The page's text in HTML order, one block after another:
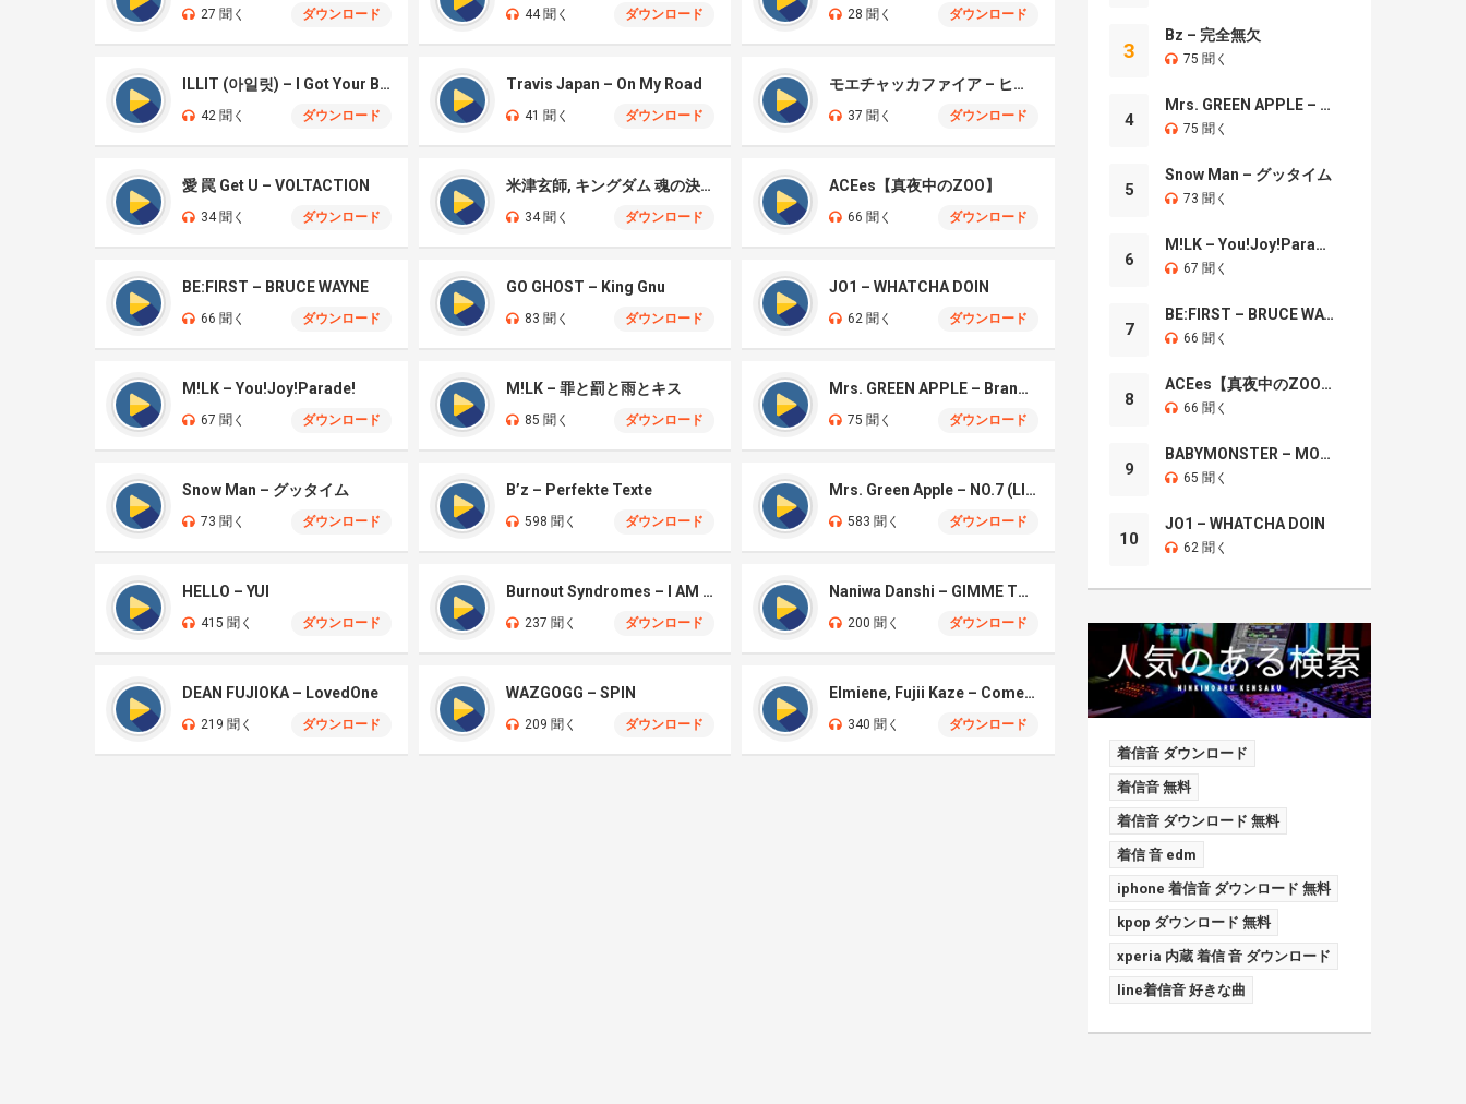
27 聞く ダウンロード 44 聞く ダウンロード 28 聞く ダウンロード
ILLIT (아일릿) – I Got Your Back
42 聞く ダウンロード
Travis Japan – On My Road
41 聞く ダウンロード
モエチャッカファイア – ヒューゴ、狛野真斗、ライト、セヴェリアン (Cover )
37 聞く ダウンロード
愛 罠 Get U – VOLTACTION
34 聞く ダウンロード
米津玄師, キングダム 魂の決戦 – 公開記念PV
34 聞く ダウンロード
ACEes【真夜中のZOO】
66 聞く ダウンロード
BE:FIRST – BRUCE WAYNE
66 聞く ダウンロード
GO GHOST – King Gnu
83 聞く ダウンロード
JO1 – WHATCHA DOIN
62 聞く ダウンロード
M!LK – You!Joy!Parade!
67 聞く ダウンロード
M!LK – 罪と罰と雨とキス
85 聞く ダウンロード
Mrs. GREEN APPLE – Brand New
75 聞く ダウンロード
Snow Man – グッタイム
73 聞く ダウンロード
B’z – Perfekte Texte
598 聞く ダウンロード
Mrs. Green Apple – NO.7 (LIVE)
583 聞く ダウンロード
HELLO – YUI
415 聞く ダウンロード
Burnout Syndromes – I AM A HERO
237 聞く ダウンロード
Naniwa Danshi – GIMME THE DAY
200 聞く ダウンロード
DEAN FUJIOKA – LovedOne
219 聞く ダウンロード
WAZGOGG – SPIN
209 聞く ダウンロード
Elmiene, Fujii Kaze – Comets Gold
340 聞く ダウンロード
3
Bz – 完全無欠
75 聞く
4
Mrs. GREEN APPLE – Brand New
75 聞く
5
Snow Man – グッタイム
73 聞く
6
M!LK – You!Joy!Parade!
67 聞く
7
BE:FIRST – BRUCE WAYNE
66 聞く
8
ACEes【真夜中のZOO】
66 聞く
9
BABYMONSTER – MOON
65 聞く
10
JO1 – WHATCHA DOIN
62 聞く
着信音 ダウンロード
着信音 無料
着信音 ダウンロード 無料
着信 音 edm
iphone 着信音 ダウンロード 無料
kpop ダウンロード 無料
xperia 内蔵 着信 音 ダウンロード
line着信音 好きな曲